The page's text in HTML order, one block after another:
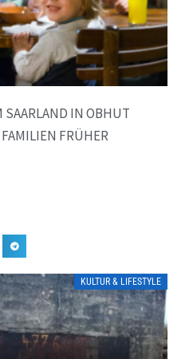
SAARLAND IN OBHUT
FRÜHER
KULTUR & LIFESTYLE